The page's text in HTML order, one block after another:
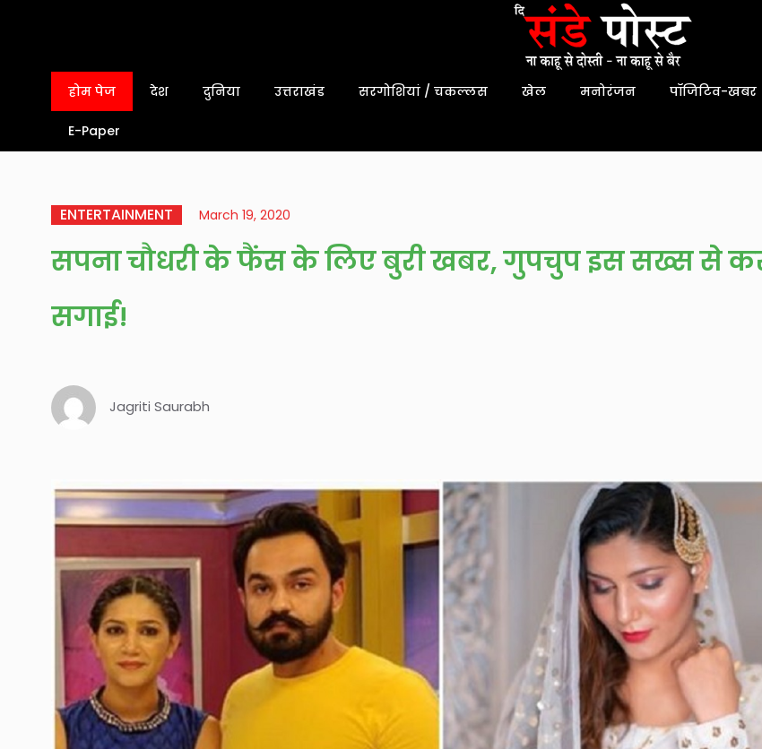
होम पेज देश दुनिया उत्तराखंड सरगोशियां / चकल्लस खेल मनोरंजन पॉजिटिव-खबर
E-Paper
ENTERTAINMENT March 19, 2020
सपना चौधरी के फैंस के लिए बुरी खबर, गुपचुप इस सख्स से
सगाई!
Jagriti Saurabh